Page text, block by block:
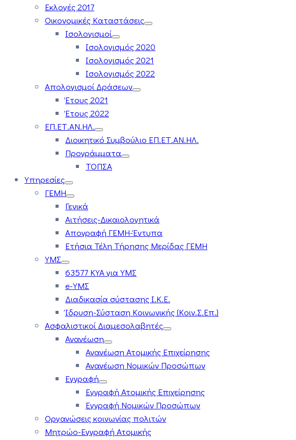
Εκλογές 2017
Οικονομικές Καταστάσεις
Ισολογισμοί
Ισολογισμός 2020
Ισολογισμός 2021
Ισολογισμός 2022
Απολογισμοί Δράσεων
Έτους 2021
Έτους 2022
ΕΠ.ΕΤ.ΑΝ.ΗΛ.
Διοικητικό Συμβούλιο ΕΠ.ΕΤ.ΑΝ.ΗΛ.
Προγράμματα
ΤΟΠΣΑ
Υπηρεσίες
ΓΕΜΗ
Γενικά
Αιτήσεις-Δικαιολογητικά
Απογραφή ΓΕΜΗ-Έντυπα
Ετήσια Τέλη Τήρησης Μερίδας ΓΕΜΗ
ΥΜΣ
63577 ΚΥΑ για ΥΜΣ
e-ΥΜΣ
Διαδικασία σύστασης Ι.Κ.Ε.
Ίδρυση-Σύσταση Κοινωνικής (Κοιν.Σ.Επ.)
Ασφαλιστικοί Διαμεσολαβητές
Ανανέωση
Ανανέωση Ατομικής Επιχείρησης
Ανανέωση Νομικών Προσώπων
Εγγραφή
Εγγραφή Ατομικής Επιχείρησης
Εγγραφή Νομικών Προσώπων
Οργανώσεις κοινωνίας πολιτών
Μητρώο-Εγγραφή Ατομικής